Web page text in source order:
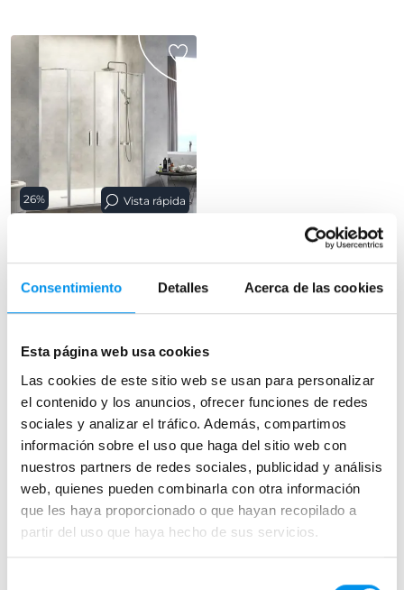
Consentimiento Detalles Acerca de las cookies
Esta página web usa cookies
Las cookies de este sitio web se usan para personalizar
el contenido y los anuncios, ofrecer funciones de redes
sociales y analizar el tráfico. Además, compartimos
información sobre el uso que haga del sitio web con
nuestros partners de redes sociales, publicidad y análisis
web, quienes pueden combinarla con otra información
que les haya proporcionado o que hayan recopilado a
partir del uso que haya hecho de sus servicios.
26% Vista rápida
Kassandra Nardi (NA515)
frontal (2 fijos + 2 abatibles) 6 mm
605,29€
Ver opciones›